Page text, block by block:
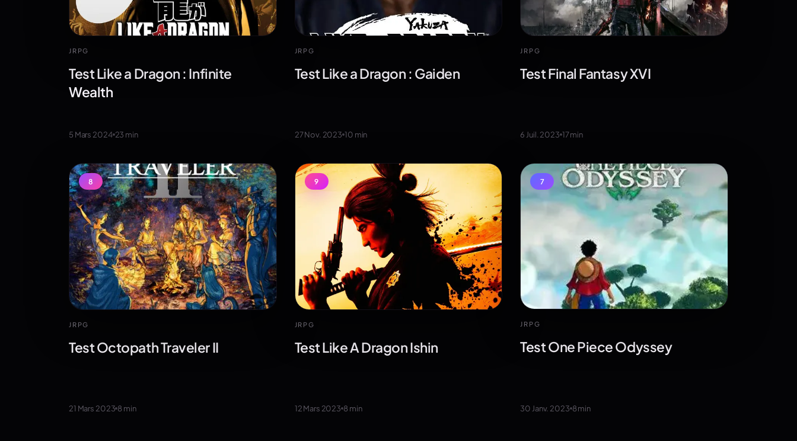
JRPG
Test Like a Dragon : Infinite
Wealth
5 Mars 2024 23 min
JRPG
Test Like a Dragon : Gaiden
27 Nov. 2023 10 min
JRPG
Test Final Fantasy XVI
6 Juil. 2023 17min
8
JRPG
Test Octopath Traveler II
21 Mars 2023 8min
9
JRPG
Test Like A Dragon Ishin
12 Mars 2023 8min
7
JRPG
Test One Piece Odyssey
30 Janv. 2023 8min